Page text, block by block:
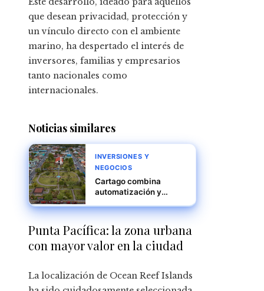
que desean privacidad, protección y
un vínculo directo con el ambiente
marino, ha despertado el interés de
inversores, familias y empresarios
tanto nacionales como
internacionales.
Noticias similares
INVERSIONES Y
NEGOCIOS
Cartago combina
automatización y
para un desarrollo
industrial competitivo
Punta Pacífica: la zona urbana
con mayor valor en la ciudad
La localización de Ocean Reef Islands